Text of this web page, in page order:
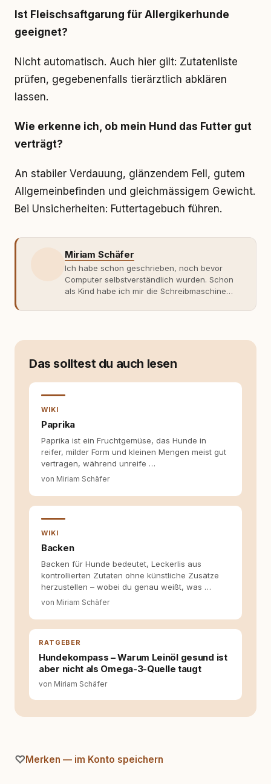
Ist Fleischsaftgarung für Allergikerhunde
geeignet?
Nicht automatisch. Auch hier gilt: Zutatenliste
prüfen, gegebenenfalls tierärztlich abklären
lassen.
Wie erkenne ich, ob mein Hund das Futter gut
verträgt?
An stabiler Verdauung, glänzendem Fell, gutem
Allgemeinbefinden und gleichmässigem Gewicht.
Bei Unsicherheiten: Futtertagebuch führen.
Miriam Schäfer
Ich habe schon geschrieben, noch bevor
Computer selbstverständlich wurden. Schon
als Kind habe ich mir die Schreibmaschine
getippt: Geschichten, Beobachtungen,
weniger guten Erfahrungen. Umso mehr hat
erlebt habe, wie verantwortungsvoll und
bewusst gute Hundehaltung funktionieren
als Content Managerin an vielen Stellen
beteiligt, an denen aus Ideen fertige Beiträge
werden. Ich recherchiere Themen, plane
Inhalte, schreibe Artikel, begleite Gastbeiträge
redaktionell, veröffentliche Texte und betreue
sich dabei immer auf das grosse Ganze:
Fragen stehen dahinter? Und wie lassen sich
allein nicht ausreichen. Gute Entscheidungen
entstehen dort, wo Information,
Selbstreflexion und Bereitschaft zum
Hinterfragen zusammenkommen. Mit meinen
Das solltest du auch lesen
WIKI
Paprika
Paprika ist ein Fruchtgemüse, das Hunde in
reifer, milder Form und kleinen Mengen meist gut
vertragen, während unreife …
von Miriam Schäfer
WIKI
Backen
Backen für Hunde bedeutet, Leckerlis aus
kontrollierten Zutaten ohne künstliche Zusätze
herzustellen – wobei du genau weißt, was …
von Miriam Schäfer
RATGEBER
Hundekompass – Warum Leinöl gesund ist
aber nicht als Omega-3-Quelle taugt
von Miriam Schäfer
Merken — im Konto speichern